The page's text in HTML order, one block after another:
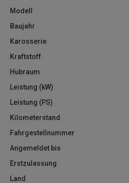
Modell
Baujahr
Karosserie
Kraftstoff
Hubraum
Leistung (kW)
Leistung (PS)
Kilometerstand
Fahrgestellnummer
Angemeldet bis
Erstzulassung
Land